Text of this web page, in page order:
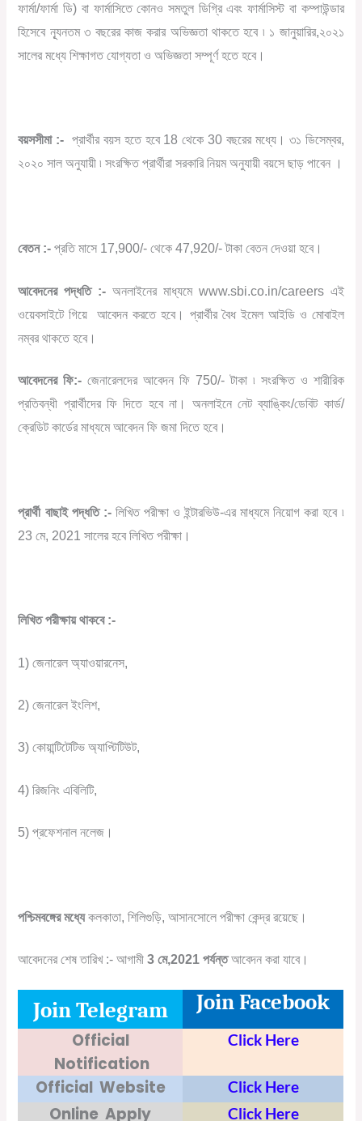
ফার্মা/ফার্মা ডি) বা ফার্মাসিতে কোনও সমতুল ডিগ্রি এবং ফার্মাসিস্ট বা কম্পাউন্ডার
হিসেবে ন্যূনতম ৩ বছরের কাজ করার অভিজ্ঞতা থাকতে হবে ৷ ১ জানুয়ারির,২০২১
সালের মধ্যে শিক্ষাগত যোগ্যতা ও অভিজ্ঞতা সম্পূর্ণ হতে হবে।
বয়সসীমা :- প্রার্থীর বয়স হতে হবে 18 থেকে 30 বছরের মধ্যে। ৩১ ডিসেম্বর,
২০২০ সাল অনুযায়ী ৷ সংরক্ষিত প্রার্থীরা সরকারি নিয়ম অনুযায়ী বয়সে ছাড় পাবেন ।
বেতন :-প্রতি মাসে 17,900/- থেকে 47,920/- টাকা বেতন দেওয়া হবে।
আবেদনের পদ্ধতি :- অনলাইনের মাধ্যমে www.sbi.co.in/careers এই
ওয়েবসাইটে গিয়ে আবেদন করতে হবে। প্রার্থীর বৈধ ইমেল আইডি ও মোবাইল
নম্বর থাকতে হবে।
আবেদনের ফি:- জেনারেলদের আবেদন ফি 750/- টাকা ৷ সংরক্ষিত ও শারীরিক
প্রতিবন্ধী প্রার্থীদের ফি দিতে হবে না। অনলাইনে নেট ব্যাঙ্কিং/ডেবিট কার্ড/
ক্রেডিট কার্ডের মাধ্যমে আবেদন ফি জমা দিতে হবে।
প্রার্থী বাছাই পদ্ধতি :-লিখিত পরীক্ষা ও ইন্টারভিউ-এর মাধ্যমে নিয়োগ করা হবে ৷
23 মে, 2021 সালের হবে লিখিত পরীক্ষা।
লিখিত পরীক্ষায় থাকবে :-
1) জেনারেল অ্যাওয়ারনেস,
2) জেনারেল ইংলিশ,
3) কোয়ান্টিটেটিভ অ্যাপ্টিটিউট,
4) রিজনিং এবিলিটি,
5) প্রফেশনাল নলেজ।
পশ্চিমবঙ্গের মধ্যেকলকাতা, শিলিগুড়ি, আসানসোলে পরীক্ষা কেন্দ্র রয়েছে।
আবেদনের শেষ তারিখ :- আগামী3 মে,2021 পর্যন্তআবেদন করা যাবে।
Join Telegram Join Facebook
Official
Notification
Click Here
Official Website Click Here
Online Apply Click Here